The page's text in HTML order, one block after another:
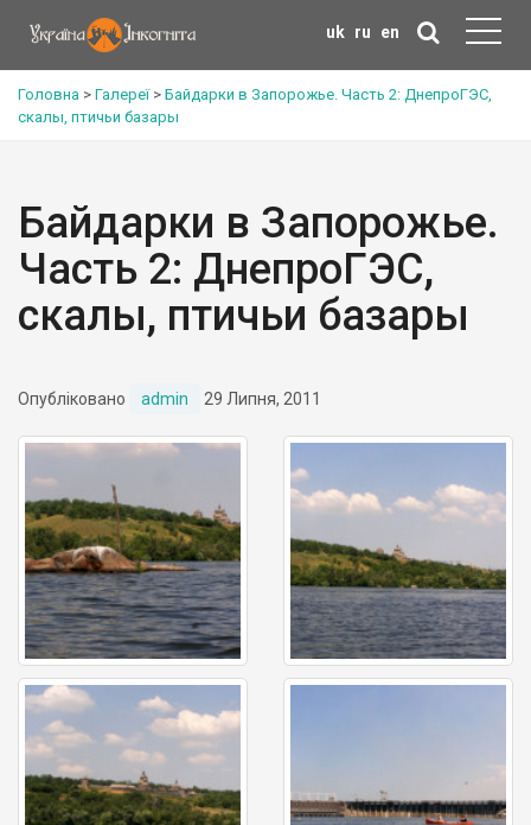
uk ru en
Головна > Галереї> Байдарки в Запорожье. Часть 2: ДнепроГЭС,
скалы, птичьи базары
Байдарки в Запорожье.
Часть 2: ДнепроГЭС,
скалы, птичьи базары
Опубліковано admin 29 Липня, 2011